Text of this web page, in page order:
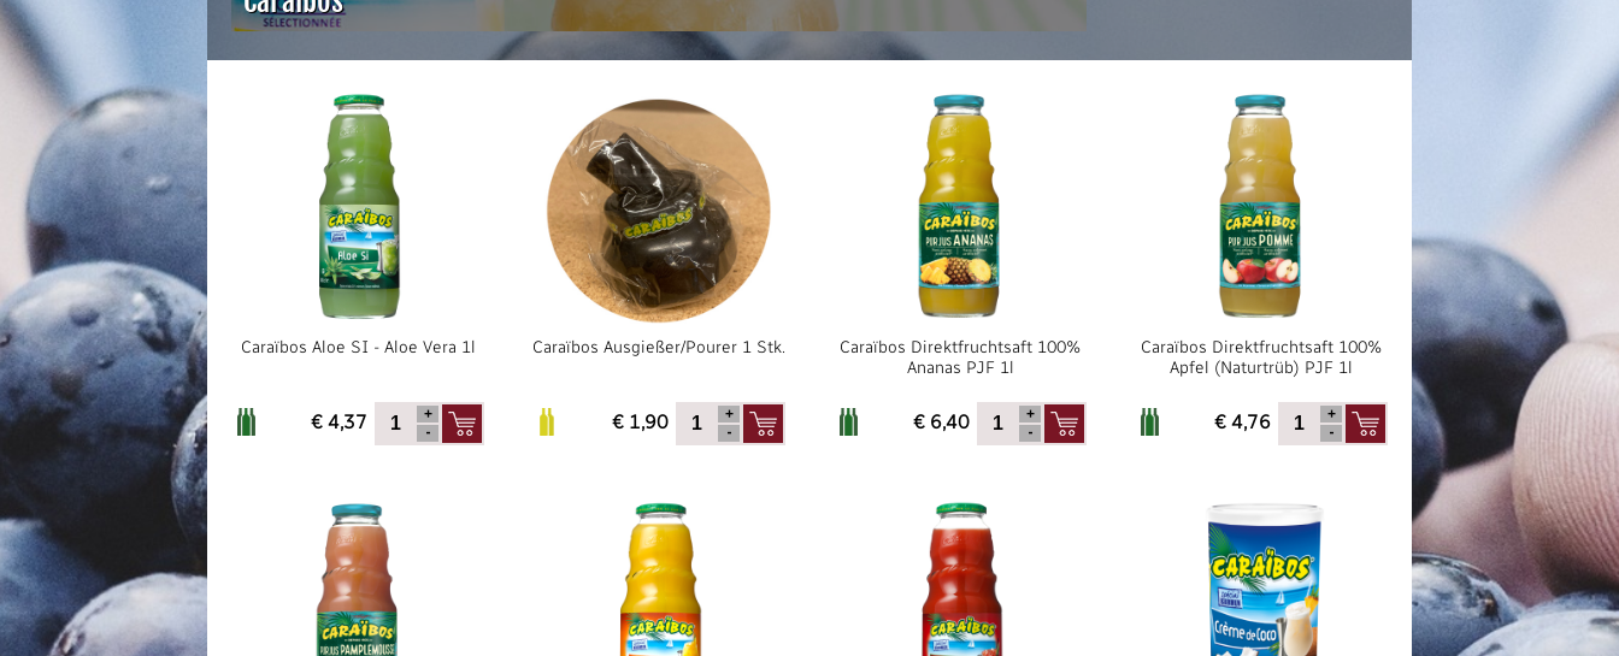
Caraïbos Aloe SI - Aloe Vera 1l
€ 4,37
Caraïbos Ausgießer/Pourer 1 Stk.
€ 1,90
Caraïbos Direktfruchtsaft 100%
Ananas PJF 1l
€ 6,40
Caraïbos Direktfruchtsaft 100%
Apfel (Naturtrüb) PJF 1l
€ 4,76